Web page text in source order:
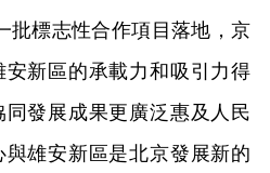
批標志性合作項目落地，京
新區的承載力和吸引力得
發展成果更廣泛惠及人民
雄安新區是北京發展新的